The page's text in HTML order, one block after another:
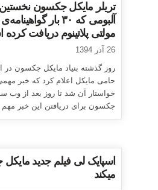
تریلر مایکل جکسون نخستین
آلبومی که ۳۰ بار گواهینامه‌ی
مولتی پلاتینوم دریافت
26 آذر 1394
روز گذشته بنیاد مایکل جکسون در
حامی مایکل اعلام کرد که خبر
خواستار آن شد تا روز بعد از وب
جکسون برای دریافتن این خبر مهم
اسپایک لی فیلم جدید
میکند